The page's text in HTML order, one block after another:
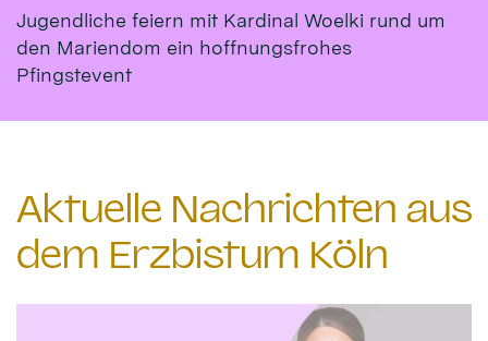
Jugendliche feiern mit Kardinal Woelki rund um
den Mariendom ein hoffnungsfrohes
Pfingstevent
Aktuelle Nachrichten aus
dem Erzbistum Köln